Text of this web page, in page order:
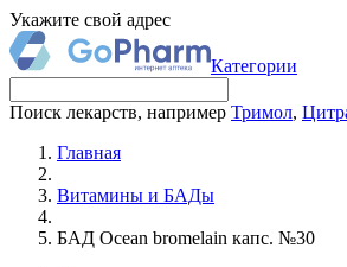
Укажите свой адрес
Категории
Поиск лекарств, например Тримол,
Главная
Витамины и БАДы
БАД Ocean bromelain капс. №30